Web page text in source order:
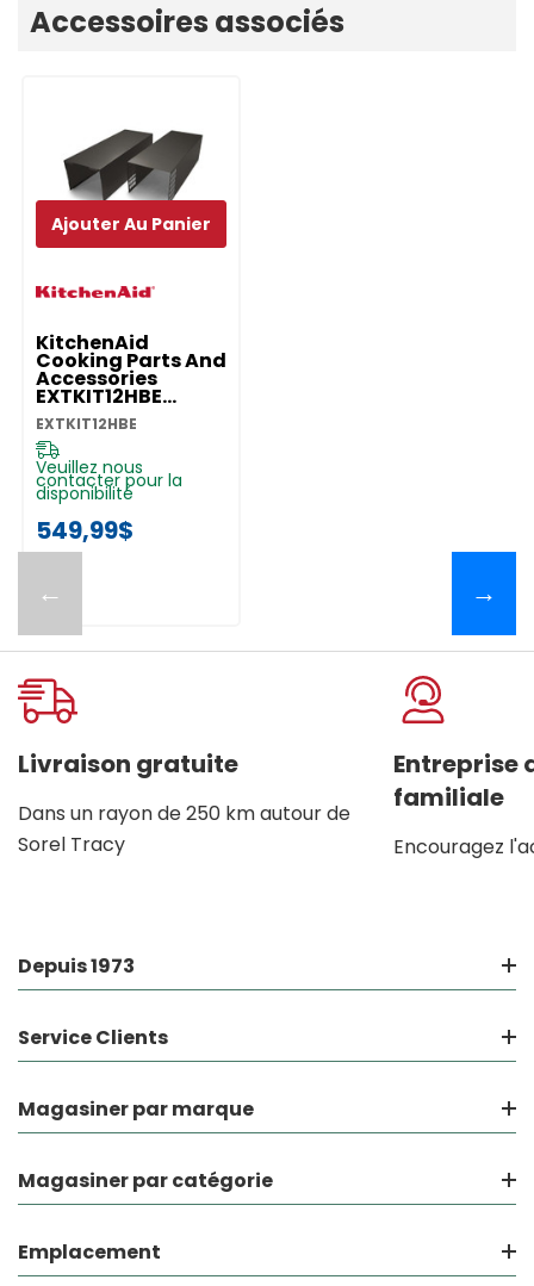
personnalisé
Accessoires associés
←
KitchenAid
Cooking Parts And
Accessories
EXTKIT12HBE
EXTKIT12HBE
EXTKIT12HBE
Veuillez nous
contacter pour la
disponibilité
549,99$
Ajouter Au Panier
→
Livraison gratuite
Dans un rayon de 250 km autour de
Sorel Tracy
Entreprise
familiale
Encouragez
Depuis 1973
Service Clients
Magasiner par marque
Magasiner par catégorie
Emplacement